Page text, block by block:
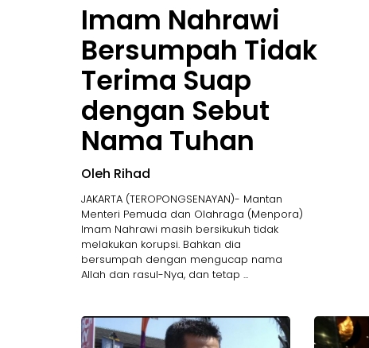
Imam Nahrawi
Bersumpah Tidak
Terima Suap
dengan Sebut
Nama Tuhan
Oleh Rihad
JAKARTA (TEROPONGSENAYAN)- Mantan
Menteri Pemuda dan Olahraga (Menpora)
Imam Nahrawi masih bersikukuh tidak
melakukan korupsi. Bahkan dia
bersumpah dengan mengucap nama
Allah dan rasul-Nya, dan tetap ...